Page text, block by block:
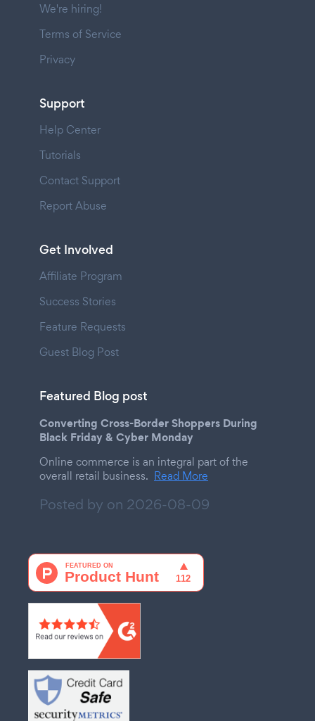
We're hiring!
Terms of Service
Privacy
Support
Help Center
Tutorials
Contact Support
Report Abuse
Get Involved
Affiliate Program
Success Stories
Feature Requests
Guest Blog Post
Featured Blog post
Converting Cross-Border Shoppers During
Black Friday & Cyber Monday
Online commerce is an integral part of the
overall retail business. Read More
Posted by on 2026-08-09